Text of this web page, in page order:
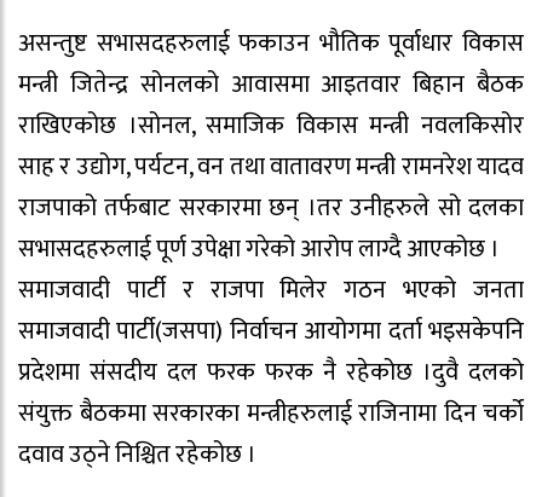
असन्तुष्ट सभासदहरुलाई फकाउन भौतिक पूर्वाधार विकास
मन्त्री जितेन्द्र सोनलको आवासमा आइतवार बिहान बैठक
राखिएकोछ ।सोनल, समाजिक विकास मन्त्री नवलकिसोर
साह र उद्योग, पर्यटन, वन तथा वातावरण मन्त्री रामनरेश यादव
राजपाको तर्फबाट सरकारमा छन् ।तर उनीहरुले सो दलका
सभासदहरुलाई पूर्ण उपेक्षा गरेको आरोप लाग्दै आएकोछ ।
समाजवादी पार्टी र राजपा मिलेर गठन भएको जनता
समाजवादी पार्टी(जसपा) निर्वाचन आयोगमा दर्ता भइसकेपनि
प्रदेशमा संसदीय दल फरक फरक नै रहेकोछ ।दुवै दलको
संयुक्त बैठकमा सरकारका मन्त्रीहरुलाई राजिनामा दिन चर्को
दवाव उठ्ने निश्चित रहेकोछ ।